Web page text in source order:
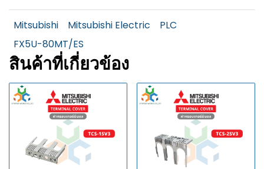
Mitsubishi Mitsubishi Electric
PLC
FX5U-80MT/ES
สินค้าที่เกี่ยวข้อง